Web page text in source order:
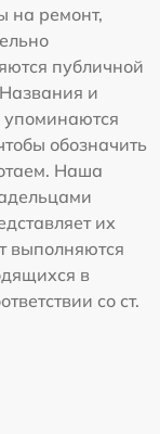
на ремонт,
публичной
и
упоминаются
обозначить
Наша
их
выполняются
в
со ст.